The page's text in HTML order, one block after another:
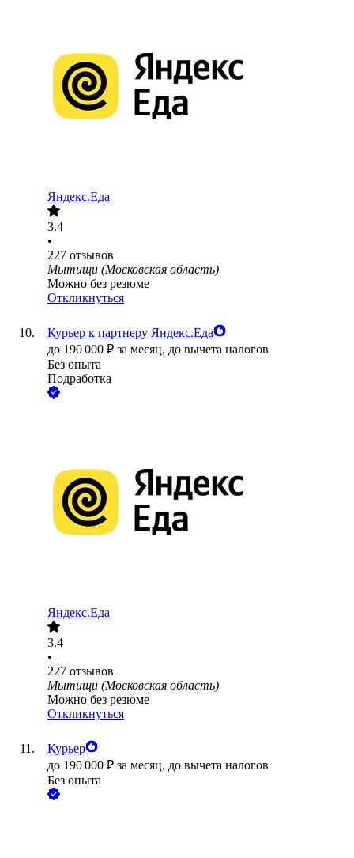
Яндекс.Еда
3.4
•
227 отзывов
Мытищи (Московская область)
Можно без резюме
Откликнуться
Курьер к партнеру Яндекс.Еда
до 190 000 ₽ за месяц, до вычета налогов
Без опыта
Подработка
Яндекс.Еда
3.4
•
227 отзывов
Мытищи (Московская область)
Можно без резюме
Откликнуться
Курьер
до 190 000 ₽ за месяц, до вычета налогов
Без опыта